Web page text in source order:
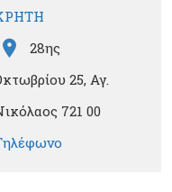
28ης
25, Αγ.
721 00